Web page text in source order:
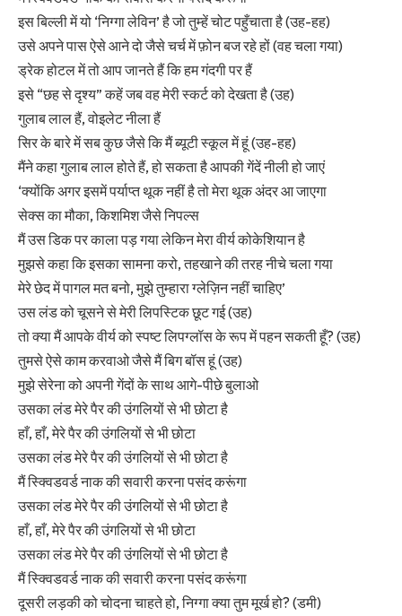
इस बिल्ली में यो ‘निग्गा लेविन’ है जो तुम्हें चोट पहुँचाता है (उह-हह)
उसे अपने पास ऐसे आने दो जैसे चर्च में फ़ोन बज रहे हों (वह चला गया)
ड्रेक होटल में तो आप जानते हैं कि हम गंदगी पर हैं
इसे “छह से दृश्य” कहें जब वह मेरी स्कर्ट को देखता है (उह)
गुलाब लाल हैं, वोइलेट नीला हैं
सिर के बारे में सब कुछ जैसे कि मैं ब्यूटी स्कूल में हूं (उह-हह)
मैंने कहा गुलाब लाल होते हैं, हो सकता है आपकी गेंदें नीली हो जाएं
‘क्योंकि अगर इसमें पर्याप्त थूक नहीं है तो मेरा थूक अंदर आ जाएगा
सेक्स का मौका, किशमिश जैसे निपल्स
मैं उस डिक पर काला पड़ गया लेकिन मेरा वीर्य कोकेशियान है
मुझसे कहा कि इसका सामना करो, तहखाने की तरह नीचे चला गया
मेरे छेद में पागल मत बनो, मुझे तुम्हारा ग्लेज़िन नहीं चाहिए’
उस लंड को चूसने से मेरी लिपस्टिक छूट गई (उह)
तो क्या मैं आपके वीर्य को स्पष्ट लिपग्लॉस के रूप में पहन सकती हूँ? (उह)
तुमसे ऐसे काम करवाओ जैसे मैं बिग बॉस हूं (उह)
मुझे सेरेना को अपनी गेंदों के साथ आगे-पीछे बुलाओ
उसका लंड मेरे पैर की उंगलियों से भी छोटा है
हाँ, हाँ, मेरे पैर की उंगलियों से भी छोटा
उसका लंड मेरे पैर की उंगलियों से भी छोटा है
मैं स्क्विडवर्ड नाक की सवारी करना पसंद करूंगा
उसका लंड मेरे पैर की उंगलियों से भी छोटा है
हाँ, हाँ, मेरे पैर की उंगलियों से भी छोटा
उसका लंड मेरे पैर की उंगलियों से भी छोटा है
मैं स्क्विडवर्ड नाक की सवारी करना पसंद करूंगा
दूसरी लड़की को चोदना चाहते हो, निग्गा क्या तुम मूर्ख हो? (डमी)